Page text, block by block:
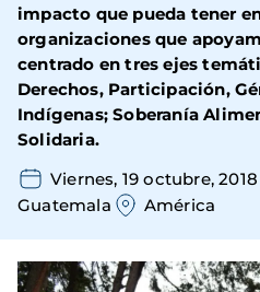
impacto que pueda tener
organizaciones que
centrado en tres ejes
Derechos, Participación,
Indígenas; Soberanía
Solidaria.
Viernes, 19 octubre, 2018
Guatemala
América